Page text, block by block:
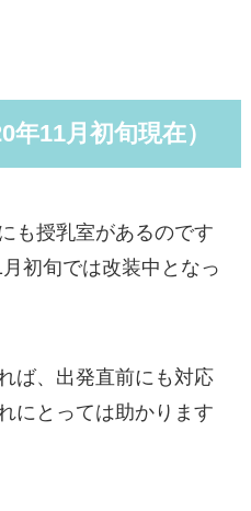
年11月初旬現在）
も授乳室があるのです
初旬では改装中 となっ
ば、出発直前にも対応
にとっては助かります